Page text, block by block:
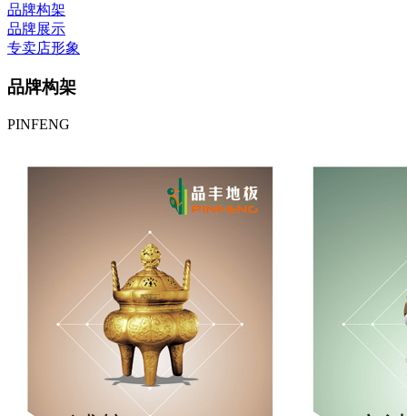
品牌构架
品牌展示
专卖店形象
品牌构架
PINFENG